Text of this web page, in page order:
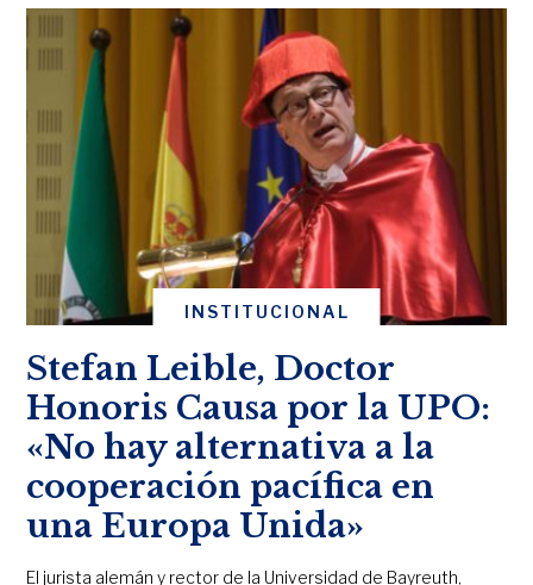
INSTITUCIONAL
Stefan Leible, Doctor
Honoris Causa por la UPO:
«No hay alternativa a la
cooperación pacífica en
una Europa Unida»
El jurista alemán y rector de la Universidad de Bayreuth,